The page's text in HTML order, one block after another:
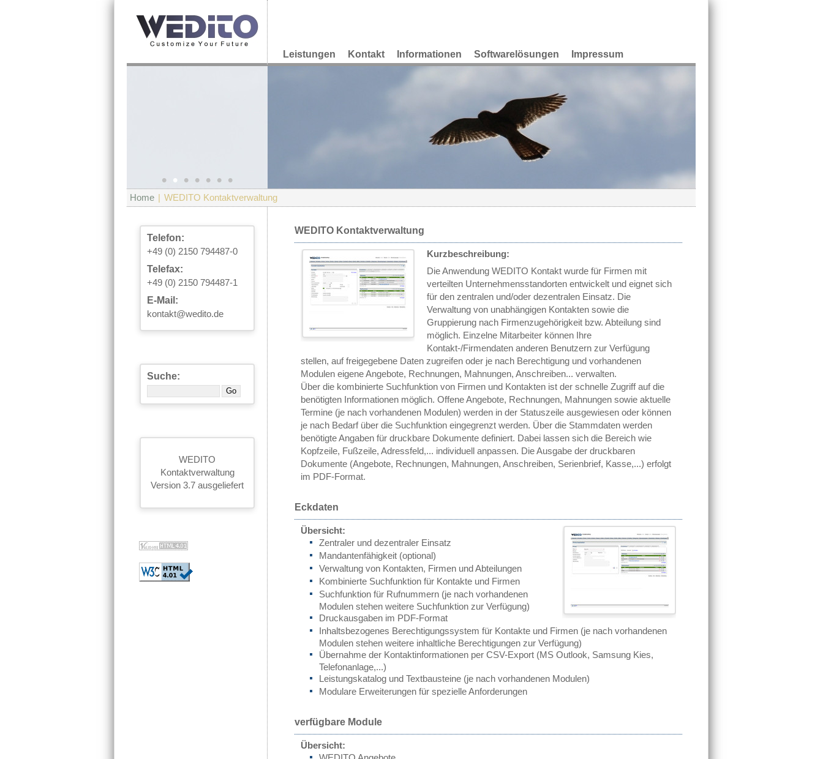
Leistungen Kontakt Informationen Softwarelösungen Impressum
• • • • • • •
Home WEDITO Kontaktverwaltung
Telefon:
+49 (0) 2150 794487-0
Telefax:
+49 (0) 2150 794487-1
E-Mail:
kontakt@wedito.de
Suche:
WEDITO
Kontaktverwaltung
Version 3.7 ausgeliefert
WEDITO Kontaktverwaltung
Kurzbeschreibung:
Die Anwendung WEDITO Kontakt wurde für Firmen mit
verteilten Unternehmensstandorten entwickelt und eignet sich
für den zentralen und/oder dezentralen Einsatz. Die
Verwaltung von unabhängigen Kontakten sowie die
Gruppierung nach Firmenzugehörigkeit bzw. Abteilung sind
möglich. Einzelne Mitarbeiter können Ihre
Kontakt-/Firmendaten anderen Benutzern zur Verfügung
stellen, auf freigegebene Daten zugreifen oder je nach Berechtigung und vorhandenen
Modulen eigene Angebote, Rechnungen, Mahnungen, Anschreiben... verwalten.
Über die kombinierte Suchfunktion von Firmen und Kontakten ist der schnelle Zugriff auf die
benötigten Informationen möglich. Offene Angebote, Rechnungen, Mahnungen sowie aktuelle
Termine (je nach vorhandenen Modulen) werden in der Statuszeile ausgewiesen oder können
je nach Bedarf über die Suchfunktion eingegrenzt werden. Über die Stammdaten werden
benötigte Angaben für druckbare Dokumente definiert. Dabei lassen sich die Bereich wie
Kopfzeile, Fußzeile, Adressfeld,... individuell anpassen. Die Ausgabe der druckbaren
Dokumente (Angebote, Rechnungen, Mahnungen, Anschreiben, Serienbrief, Kasse,...) erfolgt
im PDF-Format.
Eckdaten
Übersicht:
Zentraler und dezentraler Einsatz
Mandantenfähigkeit (optional)
Verwaltung von Kontakten, Firmen und Abteilungen
Kombinierte Suchfunktion für Kontakte und Firmen
Suchfunktion für Rufnummern (je nach vorhandenen
Modulen stehen weitere Suchfunktion zur Verfügung)
Druckausgaben im PDF-Format
Inhaltsbezogenes Berechtigungssystem für Kontakte und Firmen (je nach vorhandenen
Modulen stehen weitere inhaltliche Berechtigungen zur Verfügung)
Übernahme der Kontaktinformationen per CSV-Export (MS Outlook, Samsung Kies,
Telefonanlage,...)
Leistungskatalog und Textbausteine (je nach vorhandenen Modulen)
Modulare Erweiterungen für spezielle Anforderungen
verfügbare Module
Übersicht: